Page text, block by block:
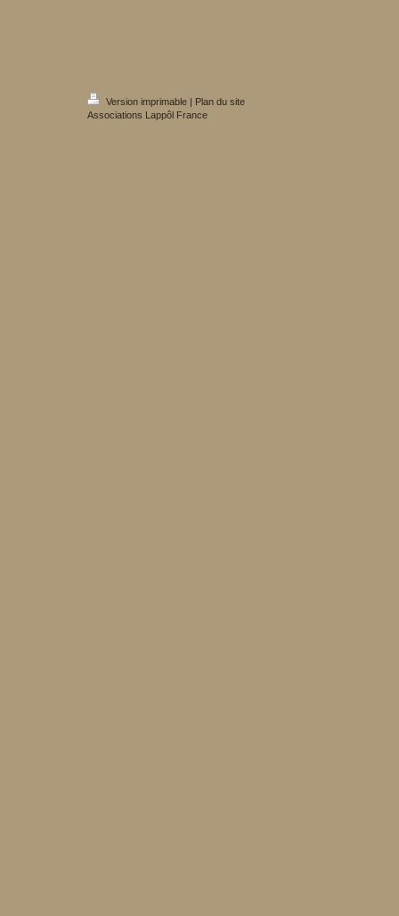
Version imprimable | Plan du site
Associations Lappôl France